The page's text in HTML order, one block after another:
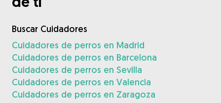
Buscar Cuidadores
Cuidadores de perros en Madrid
Cuidadores de perros en Barcelona
Cuidadores de perros en Sevilla
Cuidadores de perros en Valencia
Cuidadores de perros en Zaragoza